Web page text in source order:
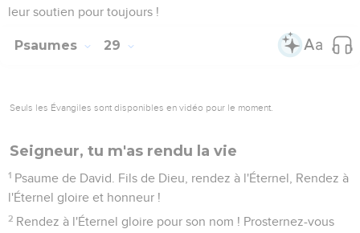
leur soutien pour toujours !
Psaumes 29
Seuls les Évangiles sont disponibles en vidéo pour le moment.
Seigneur, tu m'as rendu la vie
1 Psaume de David. Fils de Dieu, rendez à l'Éternel, Rendez à
l'Éternel gloire et honneur !
2 Rendez à l'Éternel gloire pour son nom ! Prosternez-vous